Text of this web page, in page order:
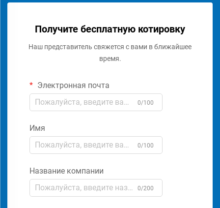
Получите бесплатную котировку
Наш представитель свяжется с вами в ближайшее
время.
Электронная почта
0/100
Имя
0/100
Название компании
0/200